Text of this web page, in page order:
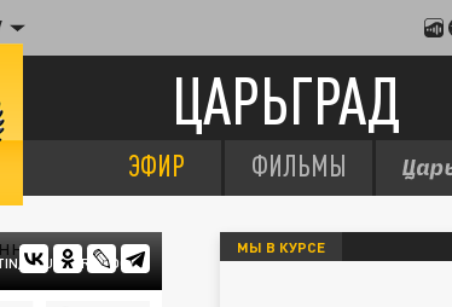
ЦАРЬГРАД
ЭФИР ФИЛЬМЫ
SHUTTERSTOCK
МЫ В КУРСЕ